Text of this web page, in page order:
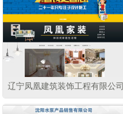
辽宁凤凰建筑装饰工程有限公司